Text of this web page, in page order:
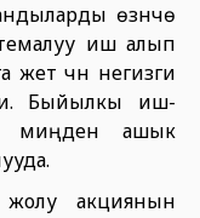
өзүнчө
иш алып
үчүн негизги
Быйылкы иш-
миңден ашык
акциянын